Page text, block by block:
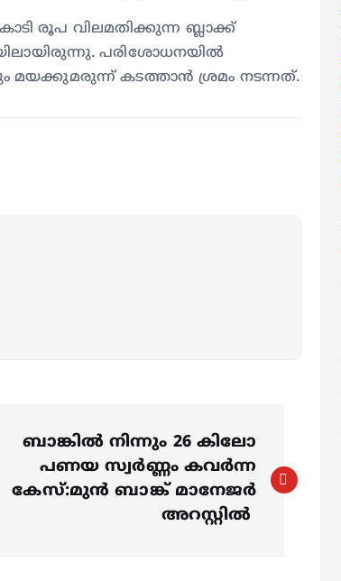
രൂപ വിലമതിക്കുന്ന ബ്ലാക്ക്
പരിശോധനയിൽ
മയക്കുമരുന്ന് കടത്താൻ ശ്രമം നടന്നത്.
ബാങ്കിൽ നിന്നും 26 കിലോ
പണയ സ്വർണ്ണം കവർന്ന
കേസ്:മുൻ ബാങ്ക് മാനേജർ
അറസ്റ്റിൽ